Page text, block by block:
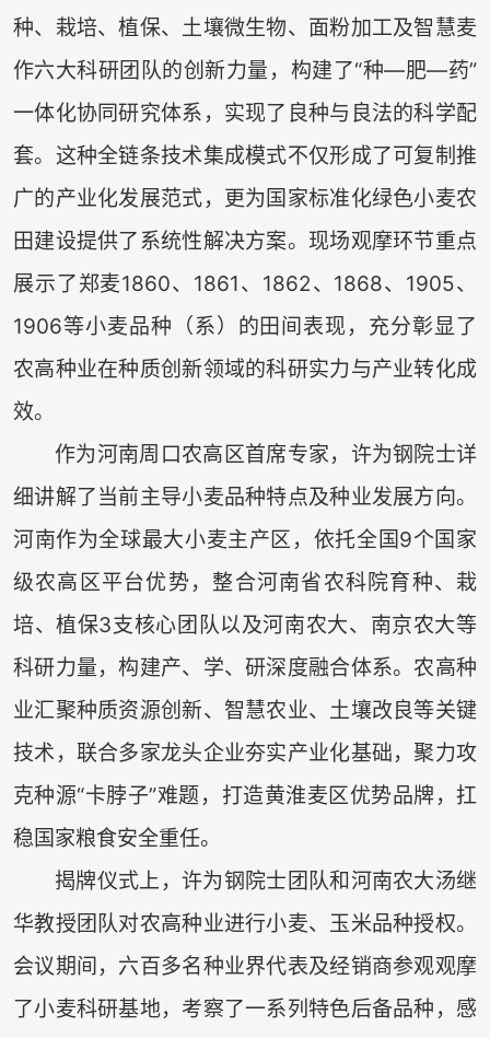
种、栽培、植保、土壤微生物、面粉加工及智慧麦
作六大科研团队的创新力量，构建了“种—肥—药”
一体化协同研究体系，实现了良种与良法的科学配
套。这种全链条技术集成模式不仅形成了可复制推
广的产业化发展范式，更为国家标准化绿色小麦农
田建设提供了系统性解决方案。现场观摩环节重点
展示了郑麦1860、1861、1862、1868、1905、
1906等小麦品种（系）的田间表现，充分彰显了
农高种业在种质创新领域的科研实力与产业转化成
效。
作为河南周口农高区首席专家，许为钢院士详
细讲解了当前主导小麦品种特点及种业发展方向。
河南作为全球最大小麦主产区，依托全国9个国家
级农高区平台优势，整合河南省农科院育种、栽
培、植保3支核心团队以及河南农大、南京农大等
科研力量，构建产、学、研深度融合体系。农高种
业汇聚种质资源创新、智慧农业、土壤改良等关键
技术，联合多家龙头企业夯实产业化基础，聚力攻
克种源“卡脖子”难题，打造黄淮麦区优势品牌，扛
稳国家粮食安全重任。
揭牌仪式上，许为钢院士团队和河南农大汤继
华教授团队对农高种业进行小麦、玉米品种授权。
会议期间，六百多名种业界代表及经销商参观观摩
了小麦科研基地，考察了一系列特色后备品种，感